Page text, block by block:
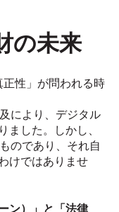
の未来
性」が問われる時
により、デジタル
ました。しかし、
のであり、それ自
けではありませ
ン）」と「法律